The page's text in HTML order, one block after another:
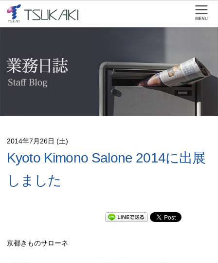
2014年7月26日 (土)
Kyoto Kimono Salone 2014に出展
しました
京都きものサローネ